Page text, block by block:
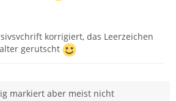
korrigiert, das Leerzeichen
gerutscht
markiert aber meist nicht